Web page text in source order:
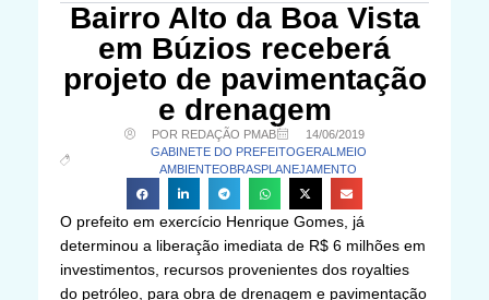
Bairro Alto da Boa Vista
em Búzios receberá
projeto de pavimentação
e drenagem
POR REDAÇÃO PMAB
14/06/2019
GABINETE DO PREFEITOGERAL MEIO
AMBIENTEOBRASPLANEJAMENTO
O prefeito em exercício Henrique Gomes, já
determinou a liberação imediata de R$ 6 milhões em
investimentos, recursos provenientes dos royalties
do petróleo, para obra de drenagem e pavimentação